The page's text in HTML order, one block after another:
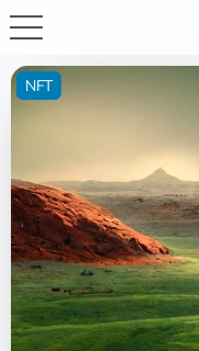
NFT